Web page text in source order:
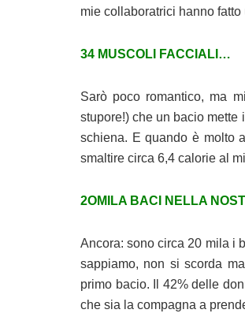
mie collaboratrici hanno
34 MUSCOLI FACCIALI…
Sarò poco romantico, ma
stupore!) che un bacio
schiena. E quando è molto
smaltire circa 6,4 calorie al
2OMILA BACI NELLA
Ancora: sono circa 20 mila i
sappiamo, non si scorda
primo bacio. Il 42% delle
che sia la compagna a